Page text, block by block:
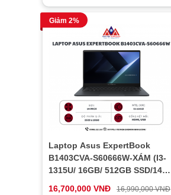
Giảm 2%
Laptop Asus ExpertBook
B1403CVA-S60666W-XÁM (I3-
1315U/ 16GB/ 512GB SSD/14
16,700,000 VNĐ
16,990,000 VNĐ